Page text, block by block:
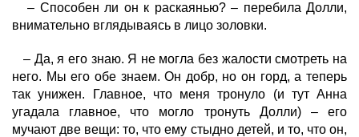
– Способен ли он к раскаянью? – перебила Долли,
внимательно вглядываясь в лицо золовки.
– Да, я его знаю. Я не могла без жалости смотреть на
него. Мы его обе знаем. Он добр, но он горд, а теперь
так унижен. Главное, что меня тронуло (и тут Анна
угадала главное, что могло тронуть Долли) – его
мучают две вещи: то, что ему стыдно детей, и то, что он,